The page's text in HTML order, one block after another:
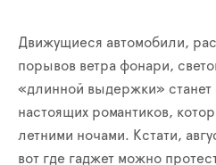
Движущиеся автомобили,
порывов ветра фонари,
«длинной выдержки» станет
настоящих романтиков,
летними ночами. Кстати,
вот где гаджет можно